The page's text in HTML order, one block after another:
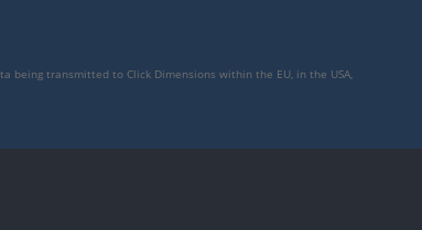
being transmitted to Click Dimensions within the EU, in the USA,